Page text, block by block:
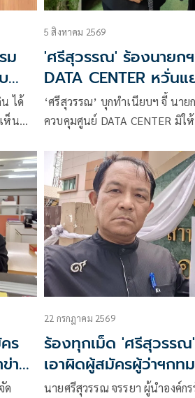
ได้
ห็น
ใน
5 สิงหาคม 2569
'ศรีสุวรรณ' ร้องนายก
DATA CENTER หวั่นแ
จากประชาชน
‘ศรีสุวรรณ’ บุกทำเนียบฯ จี้ นาย
ควบคุมศูนย์ DATA CENTER มิให้เกิดผลกระทบสิ่ง
ขู่หากยังเพิกเฉยร้องศาลปกครอง
ร
าย
ด
22 กรกฎาคม 2569
ร้องทุกเม็ด 'ศรีสุวรรณ
เอาผิดผู้สมัครผู้ว่าฯกท
ป้ายหาเสียง
นายศรีสุวรรณ จรรยา ผู้นำองค์ก